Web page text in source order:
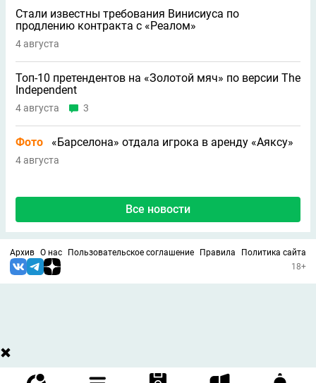
Стали известны требования Винисиуса по
продлению контракта с «Реалом»
4 августа
Топ-10 претендентов на «Золотой мяч» по версии The
Independent
4 августа 3
Фото «Барселона» отдала игрока в аренду «Аяксу»
4 августа
Все новости
Архив О нас Пользовательское соглашение Правила
Политика сайта
18+